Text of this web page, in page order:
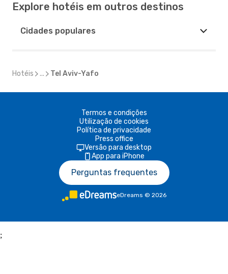
Explore hotéis em outros destinos
Cidades populares
Hotéis ... Tel Aviv-Yafo
Termos e condições
Utilização de cookies
Política de privacidade
Press office
Versão para desktop
App para iPhone
Perguntas frequentes
eDreams © 2026
;